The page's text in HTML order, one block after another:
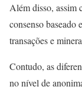
Além disso, assim
consenso
transações e
Contudo, as
no nível de